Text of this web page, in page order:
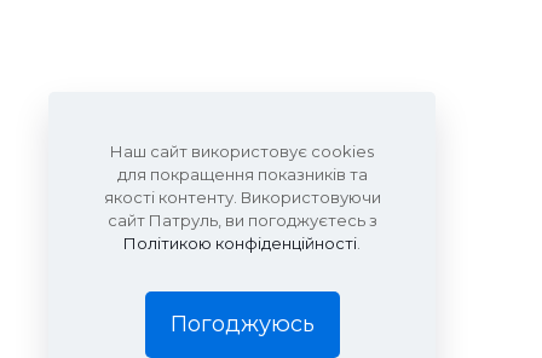
Наш сайт використовує cookies
для покращення показників та
якості контенту. Використовуючи
сайт Патруль, ви погоджуєтесь з
Політикою конфіденційності
Погоджуюсь